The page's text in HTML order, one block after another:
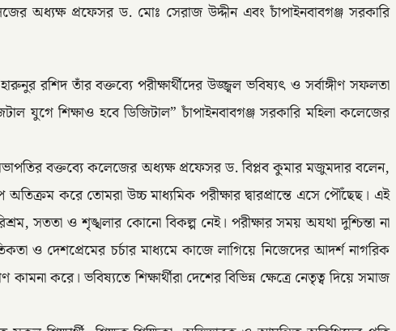
অধ্যক্ষ প্রফেসর ড. মোঃ সেরাজ উদ্দীন এবং চাঁপাইনবাবগঞ্জ সরকারি
রশিদ তাঁর বক্তব্যে পরীক্ষার্থীদের উজ্জ্বল ভবিষ্যৎ ও সর্বাঙ্গীণ সফলতা
যুগে শিক্ষাও হবে ডিজিটাল” চাঁপাইনবাবগঞ্জ সরকারি মহিলা কলেজের
বক্তব্যে কলেজের অধ্যক্ষ প্রফেসর ড. বিপ্লব কুমার মজুমদার বলেন,
করে তোমরা উচ্চ মাধ্যমিক পরীক্ষার দ্বারপ্রান্তে এসে পৌঁছেছ। এই
সততা ও শৃঙ্খলার কোনো বিকল্প নেই। পরীক্ষার সময় অযথা দুশ্চিন্তা না
ও দেশপ্রেমের চর্চার মাধ্যমে কাজে লাগিয়ে নিজেদের আদর্শ নাগরিক
করে। ভবিষ্যতে শিক্ষার্থীরা দেশের বিভিন্ন ক্ষেত্রে নেতৃত্ব দিয়ে সমাজ